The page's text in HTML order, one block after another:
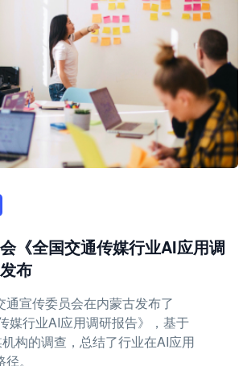
《全国交通传媒行业AI应用调
布
通宣传委员会在内蒙古发布了
媒行业AI应用调研报告》，基于
构的调查，总结了行业在AI应用
。